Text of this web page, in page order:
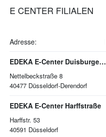
E CENTER FILIALEN
Adresse:
EDEKA E-Center Duisburger Straße
Nettelbeckstraße 8
40477 Düsseldorf-Derendorf
EDEKA E-Center Harffstraße
Harffstr. 53
40591 Düsseldorf